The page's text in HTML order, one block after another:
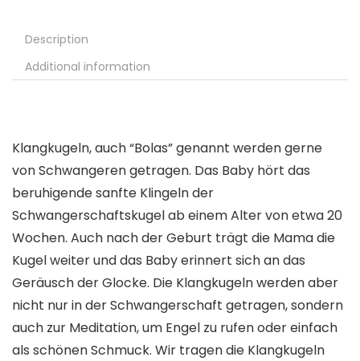
Description
Additional information
Klangkugeln, auch “Bolas” genannt werden gerne
von Schwangeren getragen. Das Baby hört das
beruhigende sanfte Klingeln der
Schwangerschaftskugel ab einem Alter von etwa 20
Wochen. Auch nach der Geburt trägt die Mama die
Kugel weiter und das Baby erinnert sich an das
Geräusch der Glocke. Die Klangkugeln werden aber
nicht nur in der Schwangerschaft getragen, sondern
auch zur Meditation, um Engel zu rufen oder einfach
als schönen Schmuck. Wir tragen die Klangkugeln